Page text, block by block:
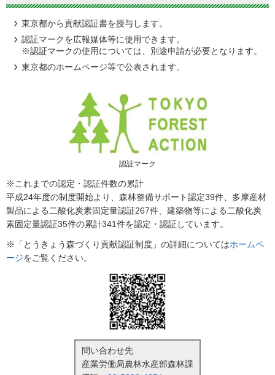
東京都から貢献認証書を授与します。
認証マークを広報媒体等に使用できます。
※認証マークの使用については、別途申請が必要となります。
東京都のホームページ等で公表されます。
認証マーク
※これまでの認定・認証件数の累計
平成24年度の制度開始より、森林整備サポート認定39件、多摩産材
製品による二酸化炭素固定量認証267件、建築物等による二酸化炭
素固定量認証35件の累計341件を認定・認証しています。
※「とうきょう森づくり貢献認証制度」の詳細についてはホームペ
ージをご覧ください。
問い合わせ先
産業労働局農林水産部森林課